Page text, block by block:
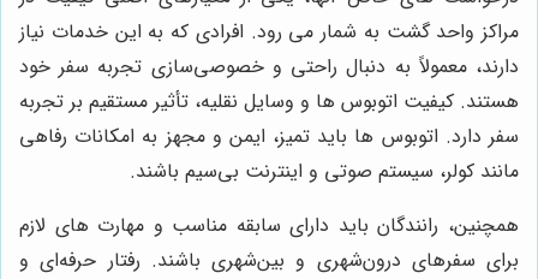
مراکز واحد گشت به شمار می رود. افرادی که به این خدمات نیاز
دارند، معمولاً به دنبال راحتی و خصوصی‌سازی تجربه سفر خود
هستند. کیفیت اتوبوس ها و وسایل نقلیه، تأثیر مستقیم بر تجربه
سفر دارد. اتوبوس ها باید تمیز، ایمن و مجهز به امکانات رفاهی
مانند کولر، سیستم صوتی و اینترنت بی‌سیم باشند.
همچنین، رانندگان باید دارای سابقه مناسب و مهارت های لازم
برای سفرهای درون‌شهری و بین‌شهری باشند. رفتار حرفه‌ای و